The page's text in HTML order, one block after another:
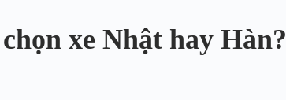
xe Nhật hay Hàn?